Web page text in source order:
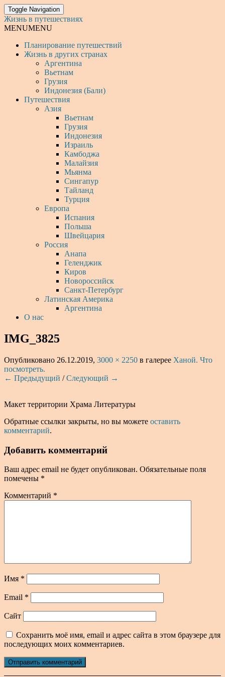
Toggle Navigation
Жизнь в путешествиях
MENUMENU
Планирование путешествий
Жизнь в других странах
Аргентина
Вьетнам
Грузия
Индонезия (Бали)
Путешествия
Азия
Вьетнам
Грузия
Индонезия
Израиль
Камбоджа
Малайзия
Мьянма
Сингапур
Тайланд
Турция
Европа
Испания
Польша
Швейцария
Россия
Анапа
Геленджик
Киров
Новороссийск
Санкт-Петербург
Латинская Америка
Аргентина
О нас
IMG_3825
Опубликовано 26.12.2019, 3000 × 2250 в галерее Ханой. Что
посмотреть.
← Предыдущий /Следующий →
Макет территории Храма Литературы
Обратные ссылки закрыты, но вы можете оставить
комментарий.
Добавить комментарий
Ваш адрес email не будет опубликован. Обязательные поля
помечены *
Комментарий *
Имя *
Email *
Сайт
Сохранить моё имя, email и адрес сайта в этом браузере для
последующих моих комментариев.